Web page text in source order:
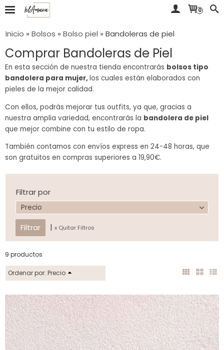
0
Inicio » Bolsos » Bolso piel » Bandoleras de piel
Comprar Bandoleras de Piel
En esta sección de nuestra tienda encontrarás bolsos tipo
bandolera para mujer,los cuales están elaborados con
pieles de la mejor calidad.
Con ellos, podrás mejorar tus outfits, ya que, gracias a
nuestra amplia variedad, encontrarás la bandolera de piel
que mejor combine con tu estilo de ropa.
También contamos con envíos express en 24-48 horas, que
son gratuitos en compras superiores a 19,90€.
Filtrar por
Precio
| x Quitar Filtros
9 productos
Ordenar por: Precio